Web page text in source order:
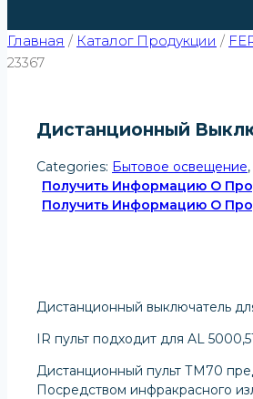
Главная / Каталог Продукции /
23367
Дистанционный
Categories: Бытовое освещение,
Получить Информацию О
Получить Информацию О
Дистанционный выключатель
IR пульт подходит для AL
Дистанционный пульт ТМ70
Посредством инфракрасного